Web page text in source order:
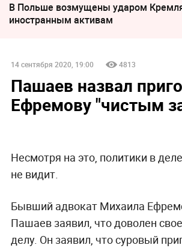
В Польше возмущены ударом
иностранным активам
14 сентября 2020, 19:00 4813
Пашаев назвал
Ефремову "чистым
Несмотря на это, политики в
не видит.
Бывший адвокат Михаила
Пашаев заявил, что доволен
делу. Он заявил, что суровый